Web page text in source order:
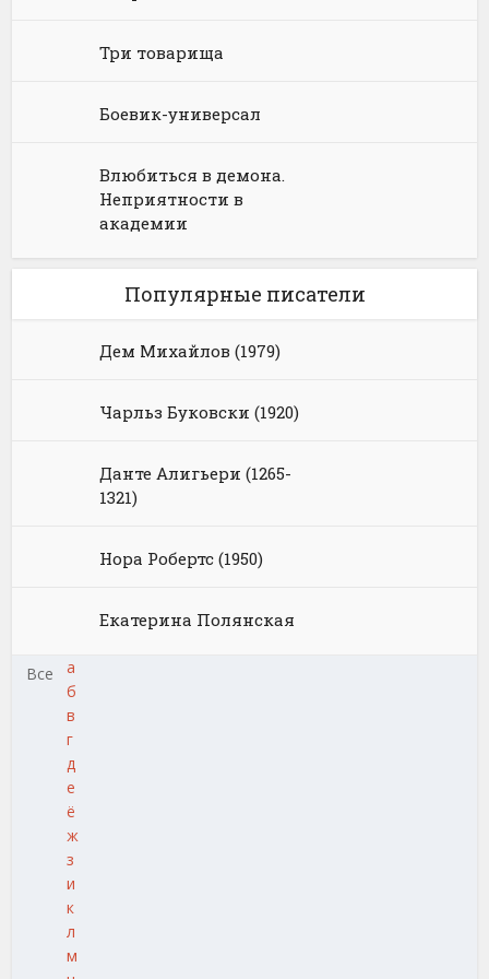
Три товарища
Боевик-универсал
Влюбиться в демона.
Неприятности в
академии
Популярные писатели
Дем Михайлов (1979)
Чарльз Буковски (1920)
Данте Алигьери (1265-
1321)
Нора Робертс (1950)
Екатерина Полянская
Все
а
б
в
г
д
е
ё
ж
з
и
к
л
м